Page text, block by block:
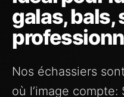
galas, bals,
Nos échassiers
où l’image compte: